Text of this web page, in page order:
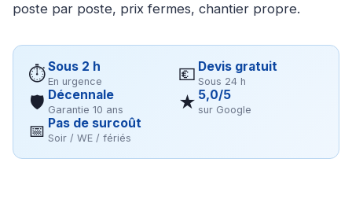
poste par poste, prix fermes, chantier propre.
⏱Sous 2 h
En urgence 💶 Devis gratuit
Sous 24 h
🛡 Décennale
Garantie 10 ans ★ 5,0/5
sur Google
📅 Pas de surcoût
Soir / WE / fériés